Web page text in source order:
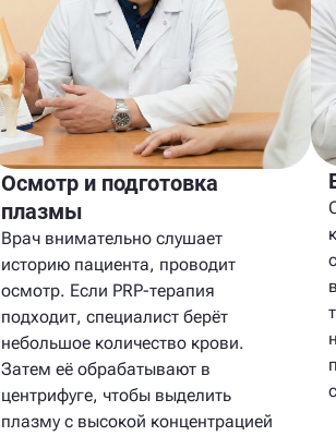
Осмотр и подготовка
плазмы
Врач внимательно слушает
историю пациента, проводит
осмотр. Если PRP-терапия
подходит, специалист берёт
небольшое количество крови.
Затем её обрабатывают в
центрифуге, чтобы выделить
плазму с высокой концентрацией